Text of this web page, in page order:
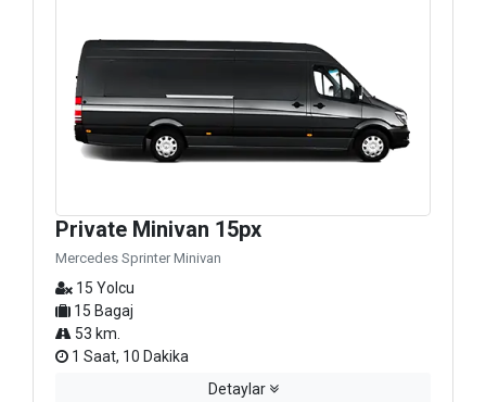
Private Minivan 15px
Mercedes Sprinter Minivan
15 Yolcu
15 Bagaj
53 km.
1 Saat, 10 Dakika
Detaylar